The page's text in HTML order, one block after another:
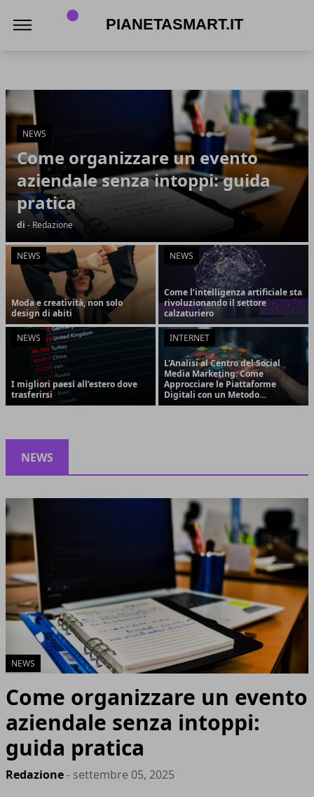
Articoli in Evidenza
NEWS
Come organizzare un evento
aziendale senza intoppi: guida
pratica
di - Redazione
NEWS
Moda e creatività, non solo
design di abiti
NEWS
Come l’intelligenza artificiale sta
rivoluzionando il settore
calzaturiero
NEWS
I migliori paesi all’estero dove
trasferirsi
INTERNET
L'Analisi al Centro del Social
Media Marketing: Come
Approcciare le Piattaforme
Digitali con un Metodo
Strategico e Orientato ai
NEWS
NEWS
Come organizzare un evento
aziendale senza intoppi:
guida pratica
Redazione- settembre 05, 2025